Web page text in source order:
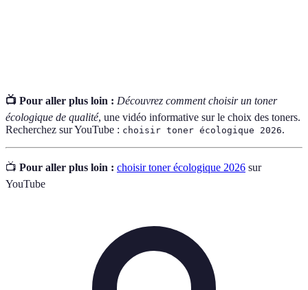
📺 Pour aller plus loin : Découvrez comment choisir un toner
écologique de qualité, une vidéo informative sur le choix des toners.
Recherchez sur YouTube : choisir toner écologique 2026.
📺 Pour aller plus loin : choisir toner écologique 2026 sur
YouTube